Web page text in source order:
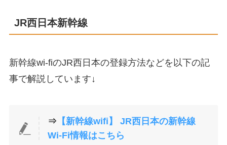
JR西日本新幹線
新幹線wi-fiのJR西日本の登録方法などを以下の記
事で解説しています↓
⇒ 【新幹線wifi】 JR西日本の新幹線
Wi-Fi情報はこちら